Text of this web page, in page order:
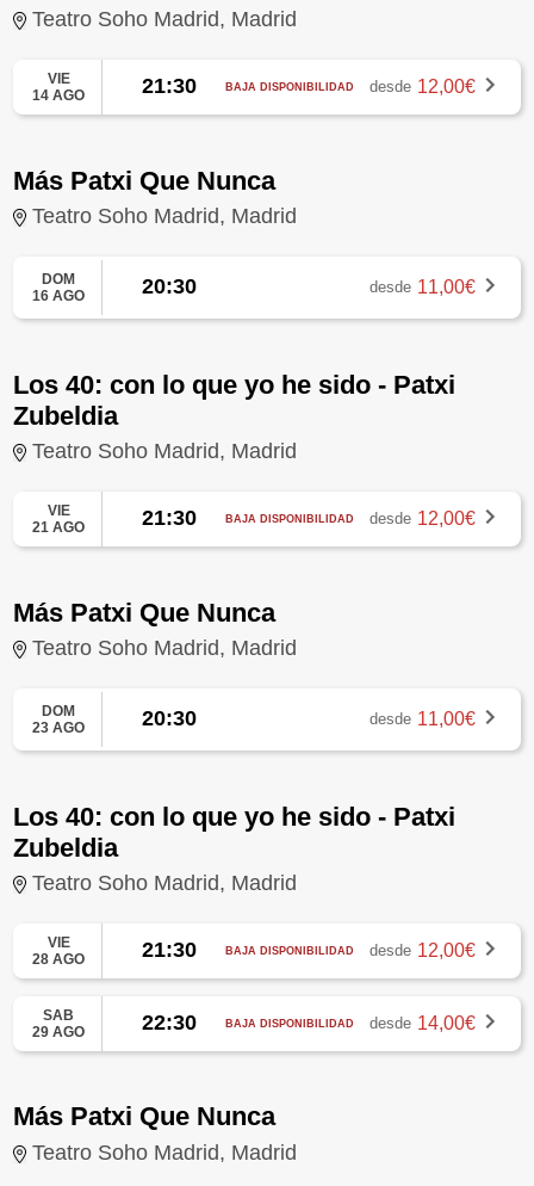
Teatro Soho Madrid, Madrid
VIE
14 AGO
21:30 BAJA DISPONIBILIDAD desde 12,00€
Más Patxi Que Nunca
Teatro Soho Madrid, Madrid
DOM
16 AGO
20:30 desde 11,00€
Los 40: con lo que yo he sido - Patxi
Zubeldia
Teatro Soho Madrid, Madrid
VIE
21 AGO
21:30 BAJA DISPONIBILIDAD desde 12,00€
Más Patxi Que Nunca
Teatro Soho Madrid, Madrid
DOM
23 AGO
20:30 desde 11,00€
Los 40: con lo que yo he sido - Patxi
Zubeldia
Teatro Soho Madrid, Madrid
VIE
28 AGO
21:30 BAJA DISPONIBILIDAD desde 12,00€
SAB
29 AGO
22:30 BAJA DISPONIBILIDAD desde 14,00€
Más Patxi Que Nunca
Teatro Soho Madrid, Madrid